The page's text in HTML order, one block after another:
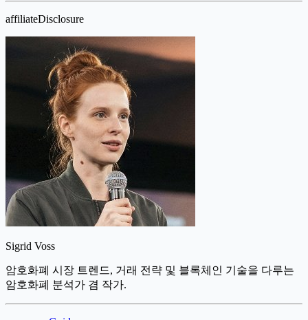
affiliateDisclosure
Sigrid Voss
암호화폐 시장 트렌드, 거래 전략 및 블록체인 기술을 다루는
암호화폐 분석가 겸 작가.